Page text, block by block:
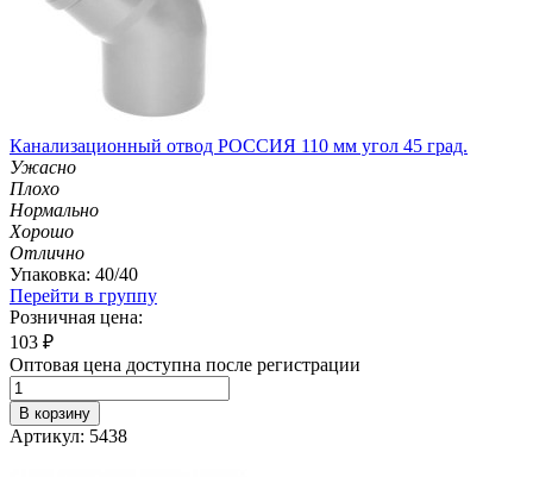
Канализационный отвод РОССИЯ 110 мм угол 45 град.
Ужасно
Плохо
Нормально
Хорошо
Отлично
Упаковка: 40/40
Перейти в группу
Розничная цена:
103 ₽
Оптовая цена доступна после регистрации
В корзину
Артикул: 5438